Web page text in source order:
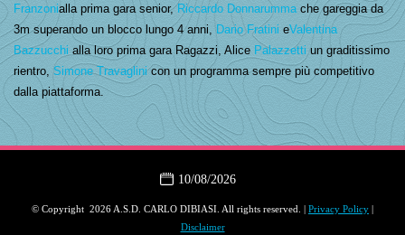
Franzonialla prima gara senior,Riccardo Donnarumma che gareggia da
3m superando un blocco lungo 4 anni,Dario Fratini eValentina
Bazzucchi alla loro prima gara Ragazzi, Alice Palazzetti un graditissimo
rientro, Simone Travaglinicon un programma sempre più competitivo
dalla piattaforma.
10/08/2026
© Copyright 2026 A.S.D. CARLO DIBIASI. All rights reserved. | Privacy Policy |
Disclaimer